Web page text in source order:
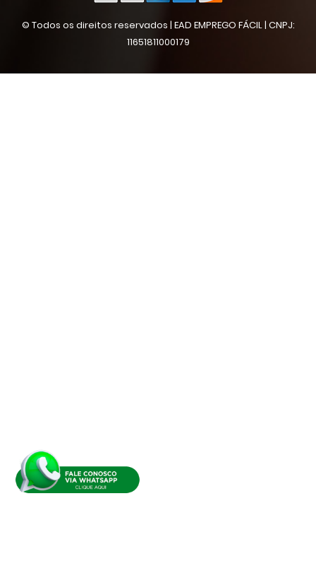
© Todos os direitos reservados | EAD EMPREGO FÁCIL | CNPJ:
11651811000179